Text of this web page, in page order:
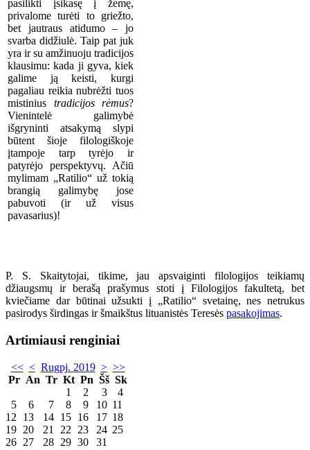
pasilikti įsikasę į žemę,
privalome turėti to griežto,
bet jautraus atidumo – jo
svarba didžiulė. Taip pat juk
yra ir su amžinuoju tradicijos
klausimu: kada ji gyva, kiek
galime ją keisti, kurgi
pagaliau reikia nubrėžti tuos
mistinius tradicijos rėmus?
Vienintelė galimybė
išgryninti atsakymą slypi
būtent šioje filologiškoje
įtampoje tarp tyrėjo ir
patyrėjo perspektyvų. Ačiū
mylimam „Ratilio“ už tokią
brangią galimybę jose
pabuvoti (ir už visus
pavasarius)!
P. S. Skaitytojai, tikime, jau apsvaiginti filologijos teikiamų
džiaugsmų ir berašą prašymus stoti į Filologijos fakultetą, bet
kviečiame dar būtinai užsukti į „Ratilio“ svetainę, nes netrukus
pasirodys širdingas ir šmaikštus lituanistės Teresės pasakojimas.
Artimiausi renginiai
<< < Rugpj. 2019 > >>
Pr An Tr Kt Pn Šš Sk
1
2 3
4
5
6 7 8 9 10 11
12
13 14 15 16 17 18
19 20 21 22 23 24 25
26 27 28 29 30 31